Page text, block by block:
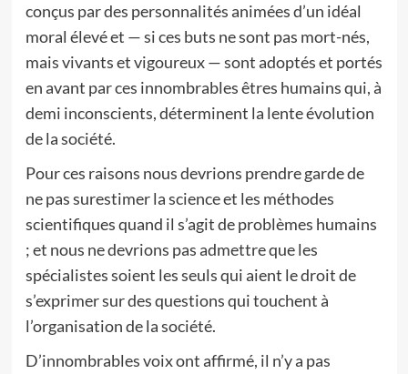
conçus par des personnalités animées d’un idéal
moral élevé et — si ces buts ne sont pas mort-nés,
mais vivants et vigoureux — sont adoptés et portés
en avant par ces innombrables êtres humains qui, à
demi inconscients, déterminent la lente évolution
de la société.
Pour ces raisons nous devrions prendre garde de
ne pas surestimer la science et les méthodes
scientifiques quand il s’agit de problèmes humains
; et nous ne devrions pas admettre que les
spécialistes soient les seuls qui aient le droit de
s’exprimer sur des questions qui touchent à
l’organisation de la société.
D’innombrables voix ont affirmé, il n’y a pas